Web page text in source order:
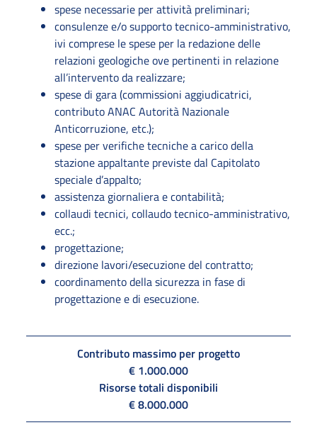
spese necessarie per attività preliminari;
consulenze e/o supporto tecnico-amministrativo,
ivi comprese le spese per la redazione delle
relazioni geologiche ove pertinenti in relazione
all’intervento da realizzare;
spese di gara (commissioni aggiudicatrici,
contributo ANAC Autorità Nazionale
Anticorruzione, etc.);
spese per verifiche tecniche a carico della
stazione appaltante previste dal Capitolato
speciale d’appalto;
assistenza giornaliera e contabilità;
collaudi tecnici, collaudo tecnico-amministrativo,
ecc.;
progettazione;
direzione lavori/esecuzione del contratto;
coordinamento della sicurezza in fase di
progettazione e di esecuzione.
Contributo massimo per progetto
€ 1.000.000
Risorse totali disponibili
€ 8.000.000